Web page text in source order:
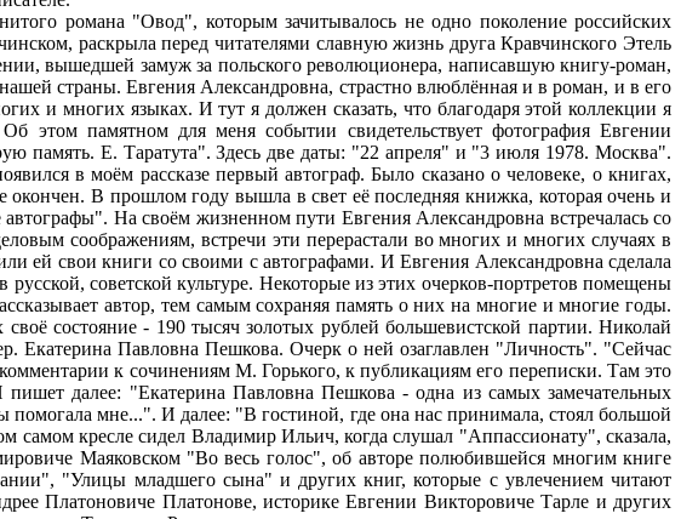
романа "Овод", которым зачитывалось не одно поколение российских
раскрыла перед читателями славную жизнь друга Кравчинского Этель
вышедшей замуж за польского революционера, написавшую книгу-роман,
страны. Евгения Александровна, страстно влюблённая и в роман, и в его
и многих языках. И тут я должен сказать, что благодаря этой коллекции я
этом памятном для меня событии свидетельствует фотография Евгении
память. Е. Таратута". Здесь две даты: "22 апреля" и "3 июля 1978. Москва".
в моём рассказе первый автограф. Было сказано о человеке, о книгах,
В прошлом году вышла в свет её последняя книжка, которая очень и
На своём жизненном пути Евгения Александровна встречалась со
соображениям, встречи эти перерастали во многих и многих случаях в
ей свои книги со своими с автографами. И Евгения Александровна сделала
советской культуре. Некоторые из этих очерков-портретов помещены
автор, тем самым сохраняя память о них на многие и многие годы.
состояние - 190 тысяч золотых рублей большевистской партии. Николай
Екатерина Павловна Пешкова. Очерк о ней озаглавлен "Личность". "Сейчас
к сочинениям М. Горького, к публикациям его переписки. Там это
далее: "Екатерина Павловна Пешкова - одна из самых замечательных
мне...". И далее: "В гостиной, где она нас принимала, стоял большой
кресле сидел Владимир Ильич, когда слушал "Аппассионату", сказала,
Маяковском "Во весь голос", об авторе полюбившейся многим книге
"Улицы младшего сына" и других книг, которые с увлечением читают
Платоновиче Платонове, историке Евгении Викторовиче Тарле и других